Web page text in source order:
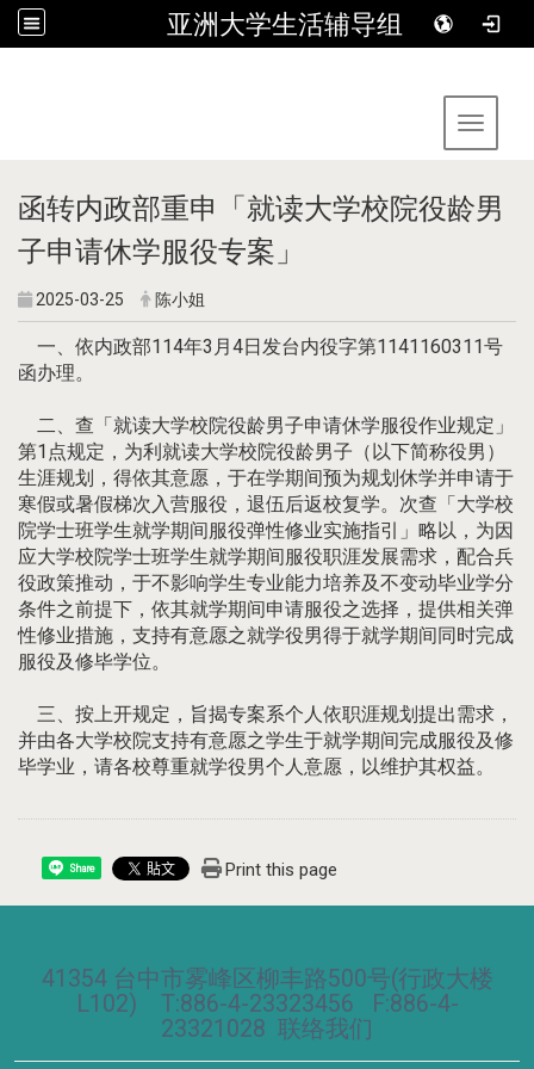
亚洲大学生活辅导组
Toggle
函转内政部重申「就读大学校院役龄男
子申请休学服役专案」
2025-03-25 陈小姐
一、依内政部114年3月4日发台内役字第1141160311号
函办理。
二、查「就读大学校院役龄男子申请休学服役作业规定」
第1点规定，为利就读大学校院役龄男子（以下简称役男）
生涯规划，得依其意愿，于在学期间预为规划休学并申请于
寒假或暑假梯次入营服役，退伍后返校复学。次查「大学校
院学士班学生就学期间服役弹性修业实施指引」略以，为因
应大学校院学士班学生就学期间服役职涯发展需求，配合兵
役政策推动，于不影响学生专业能力培养及不变动毕业学分
条件之前提下，依其就学期间申请服役之选择，提供相关弹
性修业措施，支持有意愿之就学役男得于就学期间同时完成
服役及修毕学位。
三、按上开规定，旨揭专案系个人依职涯规划提出需求，
并由各大学校院支持有意愿之学生于就学期间完成服役及修
毕学业，请各校尊重就学役男个人意愿，以维护其权益。
Share Print this page
41354 台中市雾峰区柳丰路500号(行政大楼
L102) T:886-4-23323456 F:886-4-
23321028 联络我们